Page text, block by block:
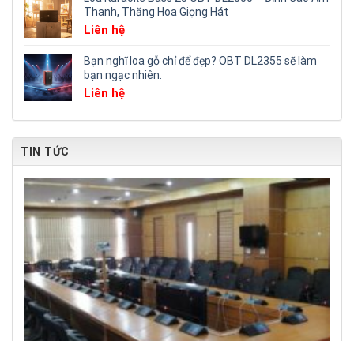
Thanh, Thăng Hoa Giọng Hát
Liên hệ
Bạn nghĩ loa gỗ chỉ để đẹp? OBT DL2355 sẽ làm
bạn ngạc nhiên.
Liên hệ
TIN TỨC